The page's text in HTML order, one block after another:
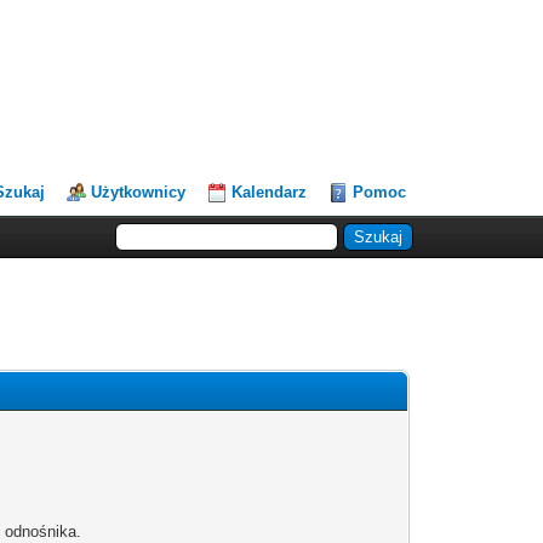
Użytkownicy Kalendarz Pomoc